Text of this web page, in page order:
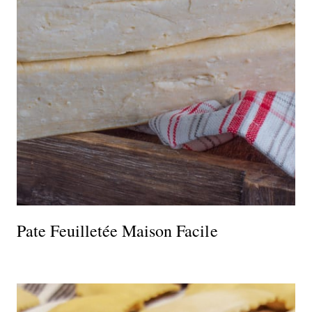
Pate Feuilletée Maison Facile